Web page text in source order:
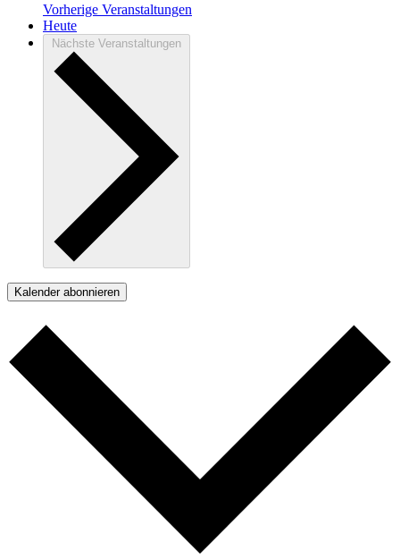
Vorherige Veranstaltungen
Heute
Nächste Veranstaltungen
Kalender abonnieren